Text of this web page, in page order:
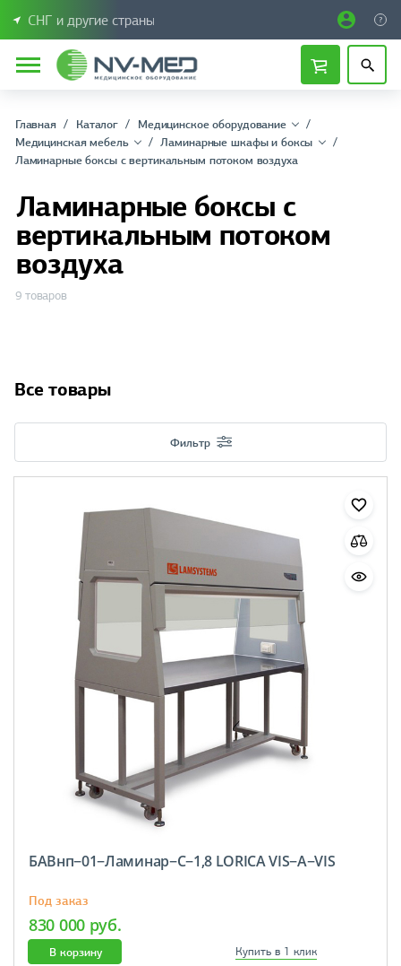
СНГ и другие страны
Главная Каталог
Медицинское оборудование
Медицинская мебель
Ламинарные шкафы и боксы
Ламинарные боксы с вертикальным потоком воздуха
Ламинарные боксы с
вертикальным потоком
воздуха
9 товаров
Все товары
Фильтр
БАВнп−01−Ламинар−С−1,8 LORICA VIS−А−VIS
Под заказ
830 000 руб.
В корзину Купить в 1 клик